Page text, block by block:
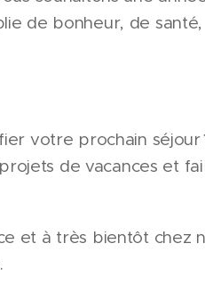
de bonheur, de
votre prochain
de vacances et
et à très bientôt chez